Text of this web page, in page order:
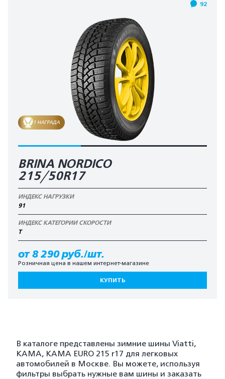
92
1 НАГРАДА
BRINA NORDICO
215/50R17
ИНДЕКС НАГРУЗКИ
91
ИНДЕКС КАТЕГОРИИ СКОРОСТИ
T
от 8 290 руб./шт.
Розничная цена в нашем интернет-магазине
КУПИТЬ
В каталоге представлены зимние шины Viatti,
KAMA, KAMA EURO 215 r17 для легковых
автомобилей в Москве. Вы можете, используя
фильтры выбрать нужные вам шины и заказать